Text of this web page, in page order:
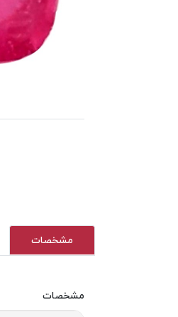
مشخصات
مشخصات